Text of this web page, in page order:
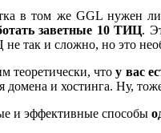
в том же GGL нужен
заветные 10 ТИЦ.
так и сложно, но это
теоретически, чтоу вас
домена и хостинга. Ну,
и эффективные способы